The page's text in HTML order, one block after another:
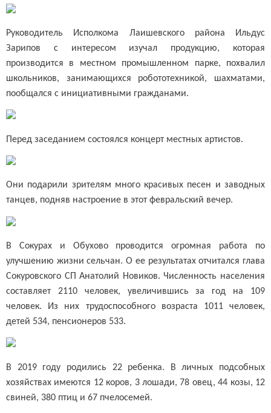
Руководитель Исполкома Лаишевского района Ильдус
Зарипов с интересом изучал продукцию, которая
производится в местном промышленном парке, похвалил
школьников, занимающихся робототехникой, шахматами,
пообщался с инициативными гражданами.
Перед заседанием состоялся концерт местных артистов.
Они подарили зрителям много красивых песен и заводных
танцев, подняв настроение в этот февральский вечер.
В Сокурах и Обухово проводится огромная работа по
улучшению жизни сельчан. О ее результатах отчитался глава
Сокуровского СП Анатолий Новиков. Численность населения
составляет 2110 человек, увеличившись за год на 109
человек. Из них трудоспособного возраста 1011 человек,
детей 534, пенсионеров 533.
В 2019 году родились 22 ребенка. В личных подсобных
хозяйствах имеются 12 коров, 3 лошади, 78 овец, 44 козы, 12
свиней, 380 птиц и 67 пчелосемей.